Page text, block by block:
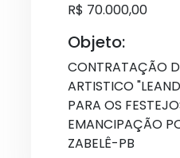
R$ 70.000,00
Objeto:
CONTRATAÇÃO
ARTISTICO
PARA OS
EMANCIPAÇÃO
ZABELÊ-PB